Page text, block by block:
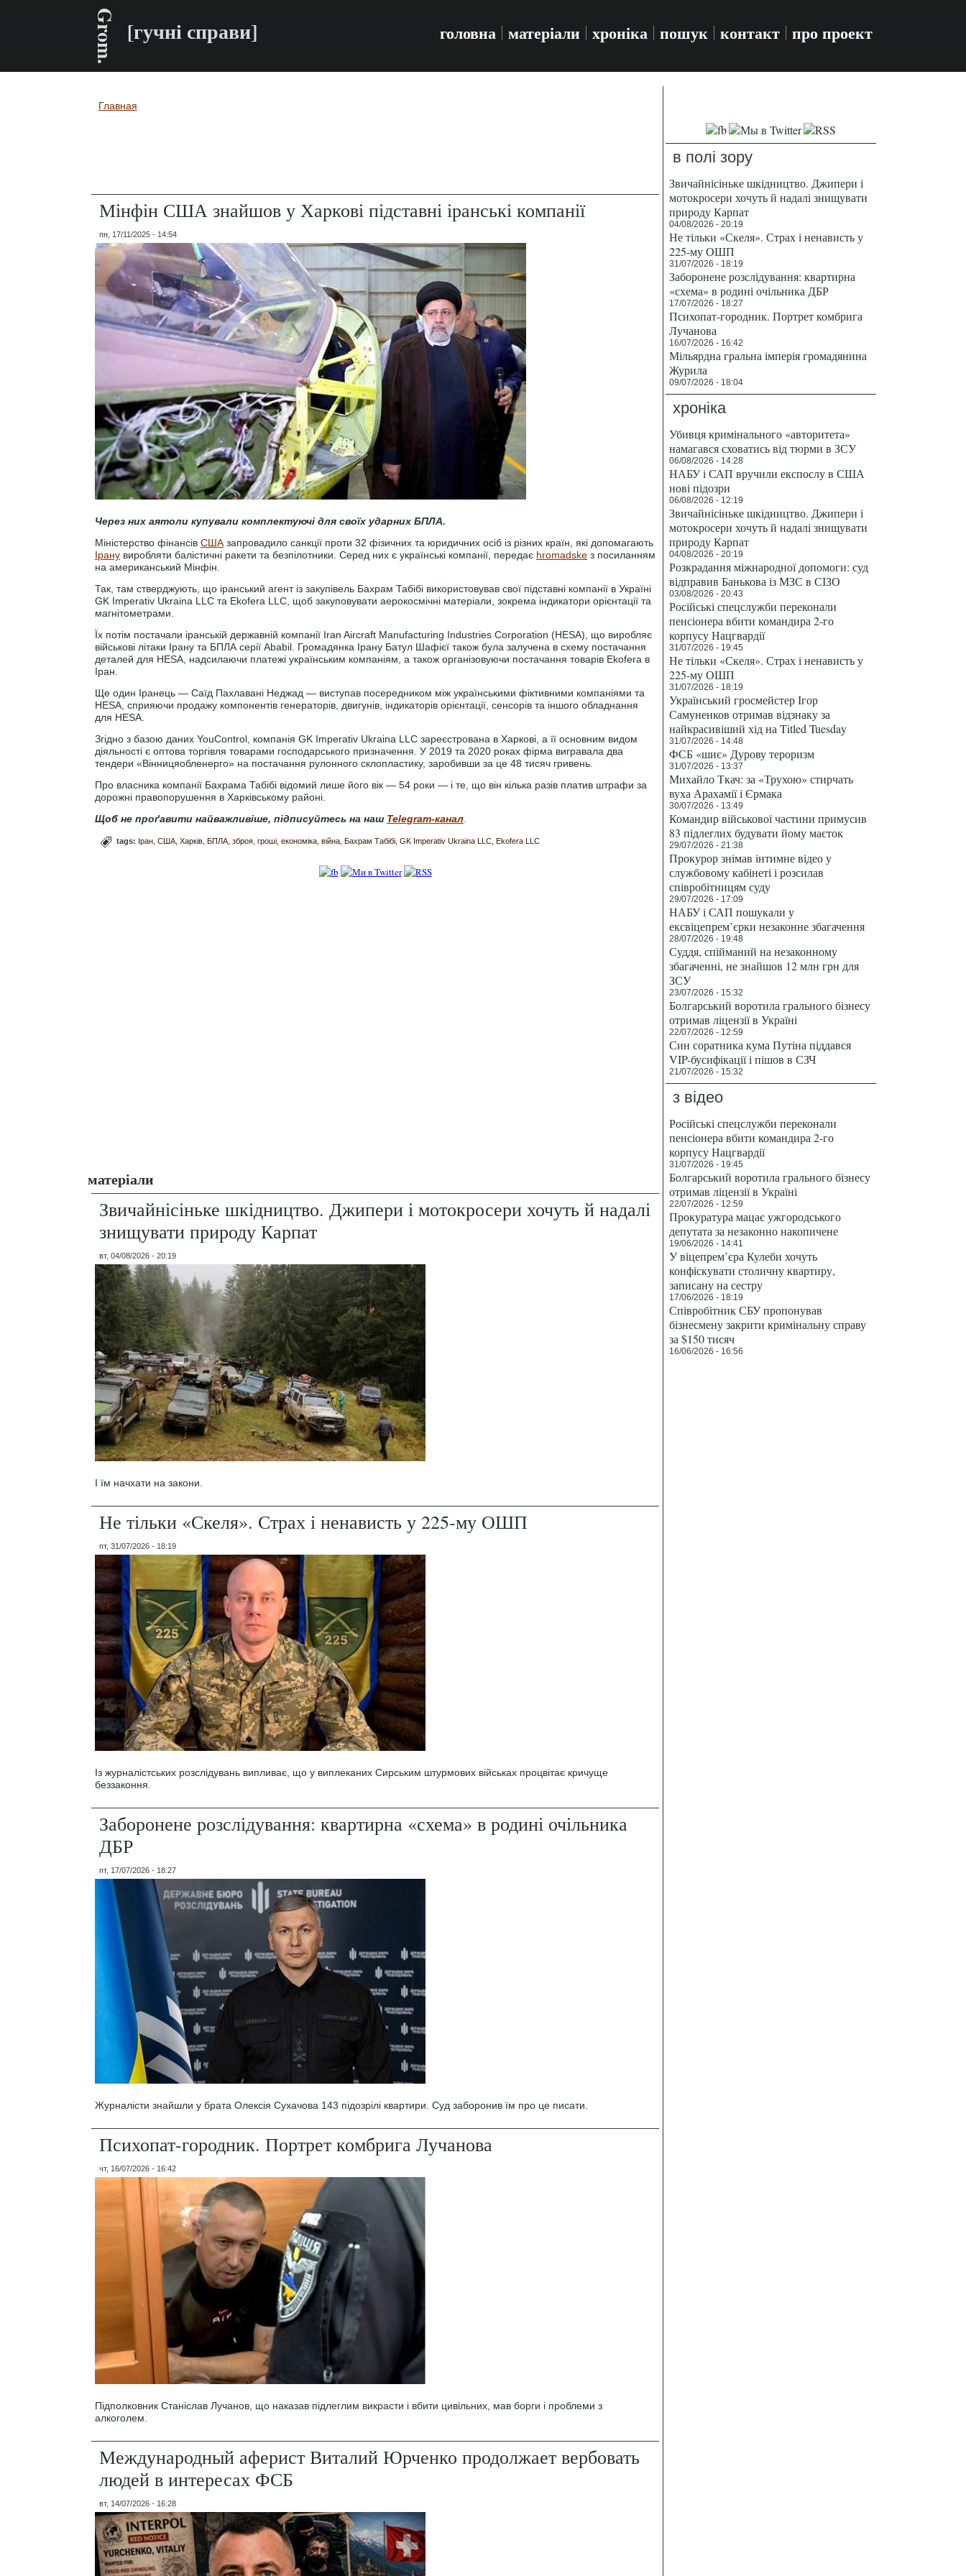
Grom. [гучні справи] головна матеріали хроніка пошук контакт про проект
Вы здесь
Главная
Мінфін США знайшов у Харкові підставні іранські компанії
пн, 17/11/2025 - 14:54
Через них аятоли купували комплектуючі для своїх ударних БПЛА.
Міністерство фінансів США запровадило санкції проти 32 фізичних та юридичних осіб із різних країн, які допомагають
Ірану виробляти балістичні ракети та безпілотники. Серед них є українські компанії, передає hromadske з посиланням
на американський Мінфін.
Так, там стверджують, що іранський агент із закупівель Бахрам Табібі використовував свої підставні компанії в Україні
GK Imperativ Ukraina LLC та Ekofera LLC, щоб закуповувати аерокосмічні матеріали, зокрема індикатори орієнтації та
магнітометрами.
Їх потім постачали іранській державній компанії Iran Aircraft Manufacturing Industries Corporation (HESA), що виробляє
військові літаки Ірану та БПЛА серії Ababil. Громадянка Ірану Батул Шафієї також була залучена в схему постачання
деталей для HESA, надсилаючи платежі українським компаніям, а також організовуючи постачання товарів Ekofera в
Іран.
Ще один Іранець — Саїд Пахлавані Неджад — виступав посередником між українськими фіктивними компаніями та
HESA, сприяючи продажу компонентів генераторів, двигунів, індикаторів орієнтації, сенсорів та іншого обладнання
для HESA.
Згідно з базою даних YouControl, компанія GK Imperativ Ukraina LLC зареєстрована в Харкові, а її основним видом
діяльності є оптова торгівля товарами господарського призначення. У 2019 та 2020 роках фірма вигравала два
тендери «Вінницяобленерго» на постачання рулонного склопластику, заробивши за це 48 тисяч гривень.
Про власника компанії Бахрама Табібі відомий лише його вік — 54 роки — і те, що він кілька разів платив штрафи за
дорожні правопорушення в Харківському районі.
Щоб не проґавити найважливіше, підписуйтесь на наш Telegram-канал
tags: Іран США Харків БПЛА зброя гроші економіка війна Бахрам Табібі GK Imperativ Ukraina LLC Ekofera LLC
матеріали
Звичайнісіньке шкідництво. Джипери і мотокросери хочуть й надалі
знищувати природу Карпат
вт, 04/08/2026 - 20:19
І їм начхати на закони.
Не тільки «Скеля». Страх і ненависть у 225-му ОШП
пт, 31/07/2026 - 18:19
Із журналістських розслідувань випливає, що у виплеканих Сирським штурмових військах процвітає кричуще
беззаконня.
Заборонене розслідування: квартирна «схема» в родині очільника
ДБР
пт, 17/07/2026 - 18:27
Журналісти знайшли у брата Олексія Сухачова 143 підозрілі квартири. Суд заборонив їм про це писати.
Психопат-городник. Портрет комбрига Лучанова
чт, 16/07/2026 - 16:42
Підполковник Станіслав Лучанов, що наказав підлеглим викрасти і вбити цивільних, мав борги і проблеми з
алкоголем.
Международный аферист Виталий Юрченко продолжает вербовать
людей в интересах ФСБ
вт, 14/07/2026 - 16:28
в полі зору
Звичайнісіньке шкідництво. Джипери і
мотокросери хочуть й надалі знищувати
природу Карпат
04/08/2026 - 20:19
Не тільки «Скеля». Страх і ненависть у
225-му ОШП
31/07/2026 - 18:19
Заборонене розслідування: квартирна
«схема» в родині очільника ДБР
17/07/2026 - 18:27
Психопат-городник. Портрет комбрига
Лучанова
16/07/2026 - 16:42
Мільярдна гральна імперія громадянина
Журила
09/07/2026 - 18:04
хроніка
Убивця кримінального «авторитета»
намагався сховатись від тюрми в ЗСУ
06/08/2026 - 14:28
НАБУ і САП вручили експослу в США
нові підозри
06/08/2026 - 12:19
Звичайнісіньке шкідництво. Джипери і
мотокросери хочуть й надалі знищувати
природу Карпат
04/08/2026 - 20:19
Розкрадання міжнародної допомоги: суд
відправив Банькова із МЗС в СІЗО
03/08/2026 - 20:43
Російські спецслужби переконали
пенсіонера вбити командира 2-го
корпусу Нацгвардії
31/07/2026 - 19:45
Не тільки «Скеля». Страх і ненависть у
225-му ОШП
31/07/2026 - 18:19
Український гросмейстер Ігор
Самуненков отримав відзнаку за
найкрасивіший хід на Titled Tuesday
31/07/2026 - 14:48
ФСБ «шиє» Дурову тероризм
31/07/2026 - 13:37
Михайло Ткач: за «Трухою» стирчать
вуха Арахамії і Єрмака
30/07/2026 - 13:49
Командир військової частини примусив
83 підлеглих будувати йому маєток
29/07/2026 - 21:38
Прокурор знімав інтимне відео у
службовому кабінеті і розсилав
співробітницям суду
29/07/2026 - 17:09
НАБУ і САП пошукали у
ексвіцепрем’єрки незаконне збагачення
28/07/2026 - 19:48
Суддя, спійманий на незаконному
збагаченні, не знайшов 12 млн грн для
ЗСУ
23/07/2026 - 15:32
Болгарський воротила грального бізнесу
отримав ліцензії в Україні
22/07/2026 - 12:59
Син соратника кума Путіна піддався
VIP-бусифікації і пішов в СЗЧ
21/07/2026 - 15:32
з відео
Російські спецслужби переконали
пенсіонера вбити командира 2-го
корпусу Нацгвардії
31/07/2026 - 19:45
Болгарський воротила грального бізнесу
отримав ліцензії в Україні
22/07/2026 - 12:59
Прокуратура мацає ужгородського
депутата за незаконно накопичене
19/06/2026 - 14:41
У віцепрем’єра Кулеби хочуть
конфіскувати столичну квартиру,
записану на сестру
17/06/2026 - 18:19
Співробітник СБУ пропонував
бізнесмену закрити кримінальну справу
за $150 тисяч
16/06/2026 - 16:56